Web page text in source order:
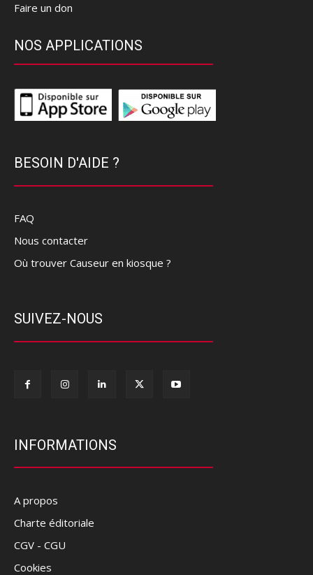
Faire un don
NOS APPLICATIONS
BESOIN D'AIDE ?
FAQ
Nous contacter
Où trouver Causeur en kiosque ?
SUIVEZ-NOUS
INFORMATIONS
A propos
Charte éditoriale
CGV - CGU
Cookies